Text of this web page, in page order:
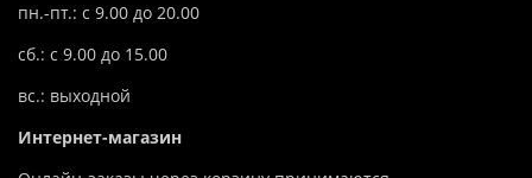
пн.-пт.: с 9.00 до 20.00
сб.: с 9.00 до 15.00
вс.: выходной
Интернет-магазин